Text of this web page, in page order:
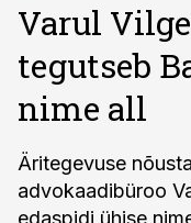
Varul
tegutseb
nime all
Äritegevuse
advokaadibüroo
edaspidi ühise